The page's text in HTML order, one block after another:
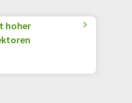
hoher